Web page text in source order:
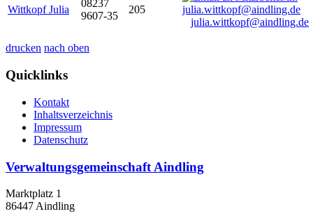
Wittkopf Julia
08237
9607-35
205
julia.wittkopf@aindling.de
drucken nach oben
Quicklinks
Kontakt
Inhaltsverzeichnis
Impressum
Datenschutz
Verwaltungsgemeinschaft Aindling
Marktplatz 1
86447 Aindling